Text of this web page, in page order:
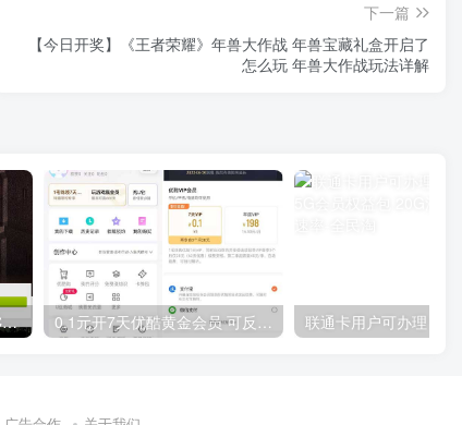
下一篇
【今日开奖】《王者荣耀》年兽大作战 年兽宝藏礼盒开启了
怎么玩 年兽大作战玩法详解
GOG平台限时免费领取BUTCHER（屠夫） 0.1元开7天优酷黄金会员 可反复开通需要关闭自动续费